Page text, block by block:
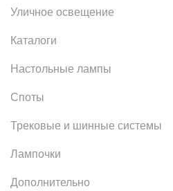
Уличное освещение
Каталоги
Настольные лампы
Споты
Трековые и шинные системы
Лампочки
Дополнительно